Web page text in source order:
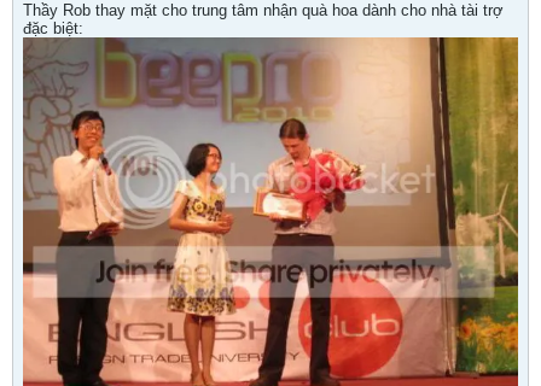
Thầy Rob thay mặt cho trung tâm nhận quà hoa dành cho nhà tài trợ
đặc biệt: